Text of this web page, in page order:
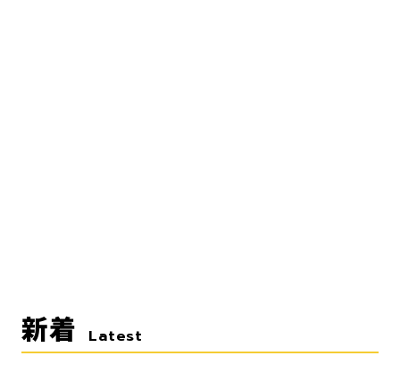
新着 Latest